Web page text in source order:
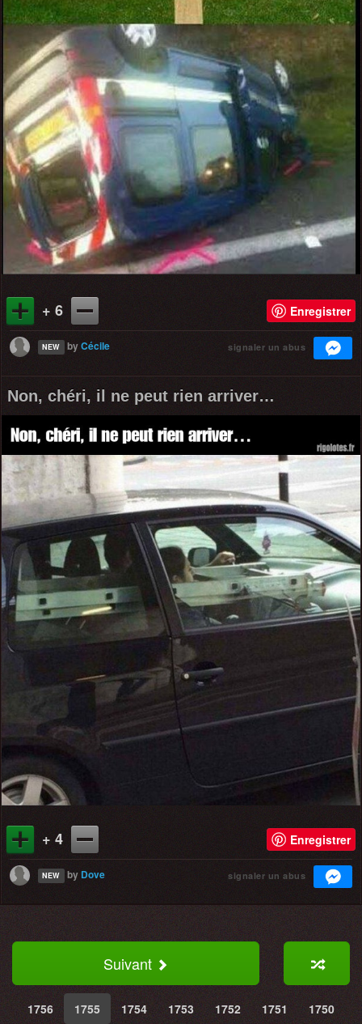
+ 6 Enregistrer
NEW byCécile signaler un abus
Non, chéri, il ne peut rien arriver…
+ 4 Enregistrer
NEW by Dove signaler un abus
Suivant
1756 1755 1754 1753 1752 1751 1750